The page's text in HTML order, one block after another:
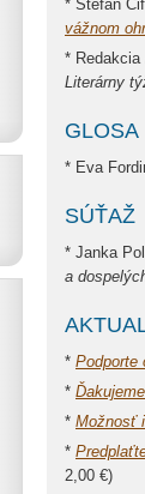
* Štefan
vážnom
* Redakcia
Literárny
GLOSA
* Eva
SÚŤAŽ
* Janka
a
* Podporte
*
* Možnosť
*
2,00 €)